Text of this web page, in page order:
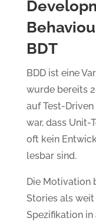
BDT
BDD ist eine
wurde bereits
auf Test-
war, dass Unit-
oft kein
lesbar sind.
Die Motivation
Stories als
Spezifikation